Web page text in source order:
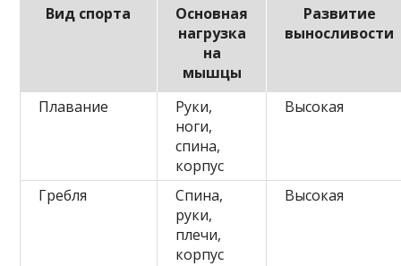
Вид спорта
Основная
нагрузка
на
мышцы
Развитие
выносливости
Плавание
Руки,
ноги,
спина,
корпус
Высокая
Гребля
Спина,
руки,
плечи,
корпус
Высокая